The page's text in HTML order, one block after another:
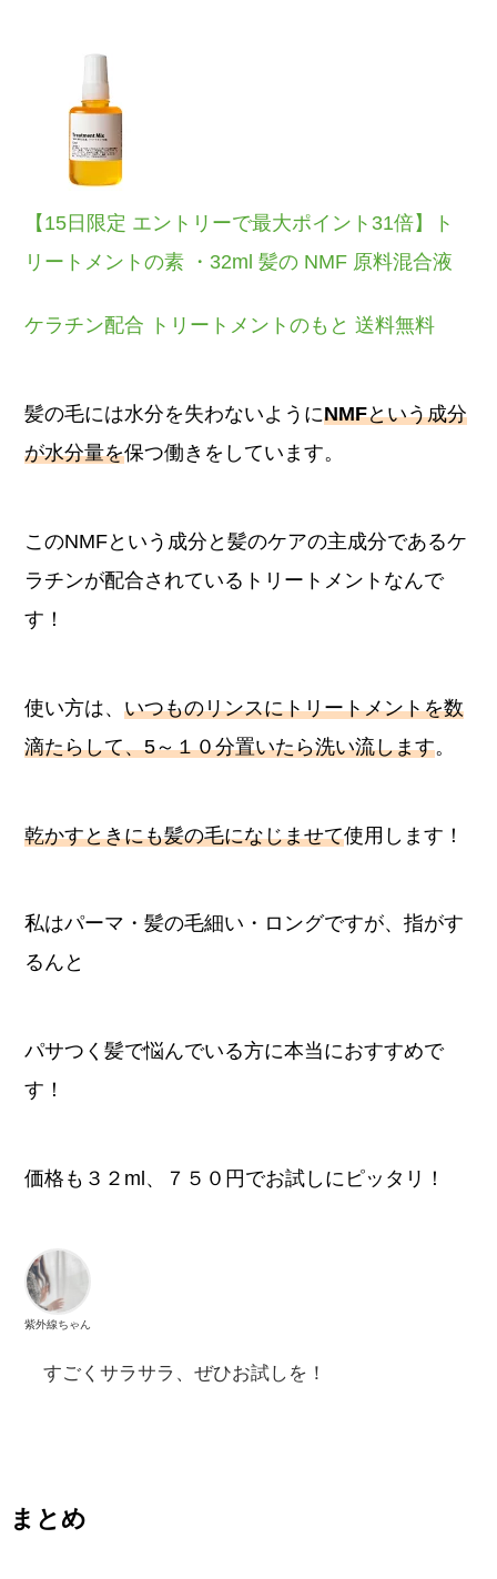
【15日限定 エントリーで最大ポイント31倍】ト
リートメントの素 ・32ml 髪の NMF 原料混合液
ケラチン配合 トリートメントのもと 送料無料
髪の毛には水分を失わないようにNMFという成分
が水分量を保つ働きをしています。
このNMFという成分と髪のケアの主成分であるケ
ラチンが配合されているトリートメントなんで
す！
使い方は、いつものリンスにトリートメントを数
滴たらして、5～１０分置いたら洗い流します。
乾かすときにも髪の毛になじませて使用します！
私はパーマ・髪の毛細い・ロングですが、指がす
るんと
パサつく髪で悩んでいる方に本当におすすめで
す！
価格も３２ml、７５０円でお試しにピッタリ！
紫外線ちゃん
すごくサラサラ、ぜひお試しを！
まとめ